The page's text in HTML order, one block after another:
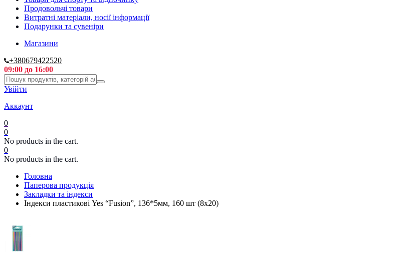
Продовольчі товари
Витратні матеріали, носії інформації
Подарунки та сувеніри
Магазини
+380679422520
09:00 до 16:00
Увійти
Аккаунт
0
0
No products in the cart.
0
No products in the cart.
Головна
Паперова продукція
Закладки та індекси
Індекси пластикові Yes “Fusion”, 136*5мм, 160 шт (8х20)